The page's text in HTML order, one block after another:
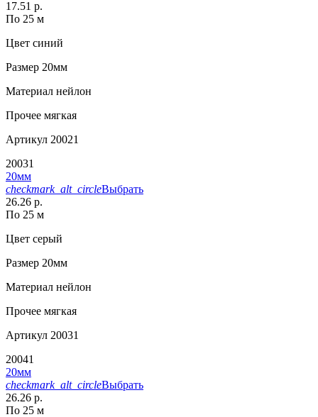
17.51 р.
По 25 м
Цвет синий
Размер 20мм
Материал нейлон
Прочее мягкая
Артикул 20021
20031
20мм
checkmark_alt_circleВыбрать
26.26 р.
По 25 м
Цвет серый
Размер 20мм
Материал нейлон
Прочее мягкая
Артикул 20031
20041
20мм
checkmark_alt_circleВыбрать
26.26 р.
По 25 м